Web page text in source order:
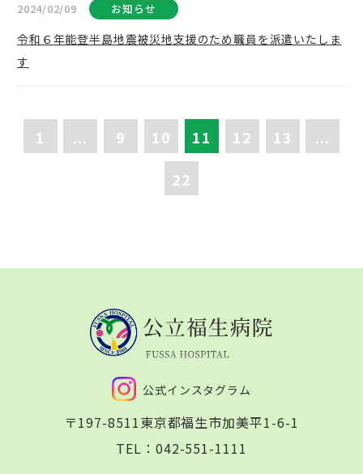
2024/02/09 お知らせ
令和６年能登半島地震被災地支援のため職員を派遣いたしま
す
1 ... 9 10 11 12 13
...
22
公式インスタグラム
〒197-8511東京都福生市加美平1-6-1
TEL： 042-551-1111